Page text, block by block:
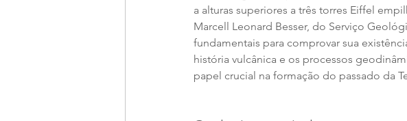
a alturas superiores a três torres Eiffel
Marcell Leonard Besser, do Serviço
fundamentais para comprovar sua
história vulcânica e os processos
papel crucial na formação do passado da